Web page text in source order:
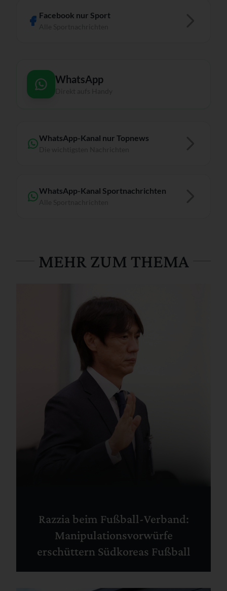
Facebook nur Sport
WhatsApp
WhatsApp-Kanal nur Topnews
WhatsApp-Kanal Sportnachrichten
MEHR ZUM THEMA
Razzia beim Fußball-Verband:
Manipulationsvorwürfe
erschüttern Südkoreas Fußball